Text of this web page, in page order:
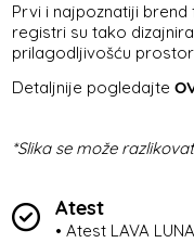
Prvi i najpoznatiji
registri su tako
prilagodljivošću
Detaljnije pogledajte
*Slika se može
Atest
• Atest LAVA LUNA